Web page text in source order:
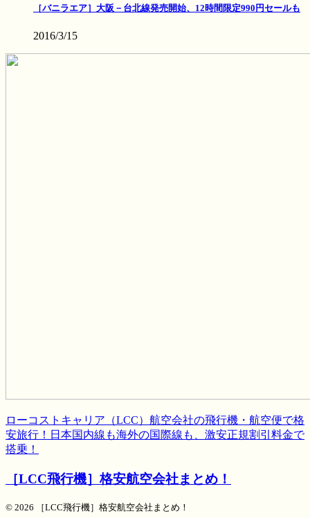
［バニラエア］大阪－台北線発売開始、12時間限定990円セールも
2016/3/15
ローコストキャリア（LCC）航空会社の飛行機・航空便で格
安旅行！日本国内線も海外の国際線も、激安正規割引料金で
搭乗！
［LCC飛行機］格安航空会社まとめ！
© 2026 ［LCC飛行機］格安航空会社まとめ！